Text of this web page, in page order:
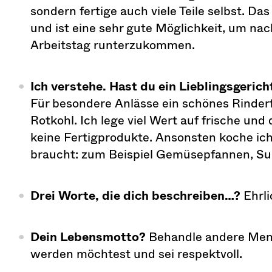
sondern fertige auch viele Teile selbst.
und ist eine sehr gute Möglichkeit, um
Arbeitstag runterzukommen.
Ich verstehe. Hast du ein
Für besondere Anlässe ein schönes
Rotkohl. Ich lege viel Wert auf frische
keine Fertigprodukte. Ansonsten koche
braucht: zum Beispiel Gemüsepfannen,
Drei Worte, die dich beschreiben…?
Dein Lebensmotto? Behandle andere
werden möchtest und sei respektvoll.